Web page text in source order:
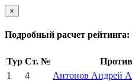
×
Подробный расчет
Тур Ст. №
1
4 Антонов Андрей